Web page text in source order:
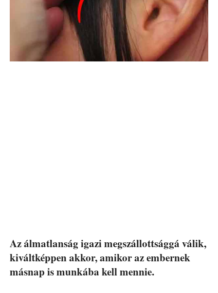
Az álmatlanság igazi megszállottsággá válik,
kiváltképpen akkor, amikor az embernek
másnap is munkába kell mennie.